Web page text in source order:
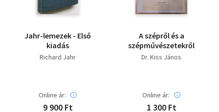
Jahr-lemezek - Első
kiadás
Richard Jahr
Online ár:
9 900 Ft
A szépről és a
szépművészetekről
Dr. Kiss János
Online ár:
1 300 Ft